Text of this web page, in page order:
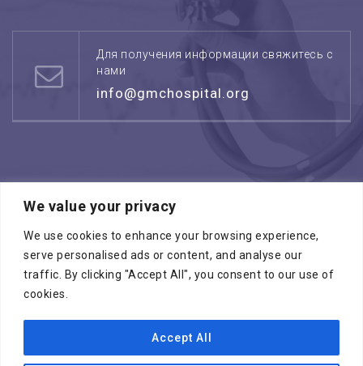
We value your privacy
We use cookies to enhance your browsing experience,
serve personalised ads or content, and analyse our
traffic. By clicking "Accept All", you consent to our use of
cookies.
Accept All
Для получения информации свяжитесь с
нами
info@gmchospital.org
Режим работы: воскресенье -четверг
08:00 - 17:00
Копирайт © 2026МЕДИЦИНСКИЙ ЦЕНТР